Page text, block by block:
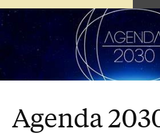
Home
AMEN Actueel
Zoek in alle artikelen
Over AMEN
Agenda